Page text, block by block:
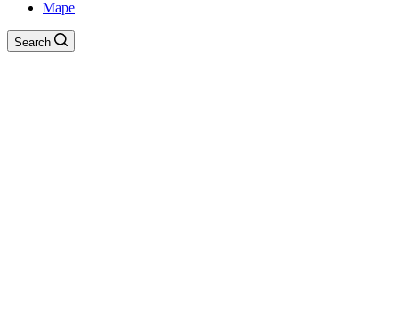
Mape
Search